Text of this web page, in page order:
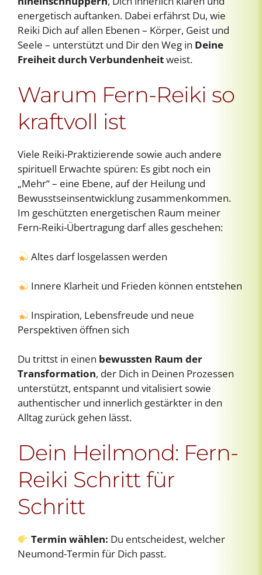
energetisch auftanken. Dabei erfährst Du, wie
Reiki Dich auf allen Ebenen – Körper, Geist und
Seele – unterstützt und Dir den Weg in Deine
Freiheit durch Verbundenheitweist.
Warum Fern-Reiki so
kraftvoll ist
Viele Reiki-Praktizierende sowie auch andere
spirituell Erwachte spüren: Es gibt noch ein
„Mehr“ – eine Ebene, auf der Heilung und
Bewusstseinsentwicklung zusammenkommen.
Im geschützten energetischen Raum meiner
Fern-Reiki-Übertragung darf alles geschehen:
Altes darf losgelassen werden
Innere Klarheit und Frieden können entstehen
Inspiration, Lebensfreude und neue
Perspektiven öffnen sich
Du trittst in einen bewussten Raum der
Transformation, der Dich in Deinen Prozessen
unterstützt, entspannt und vitalisiert sowie
authentischer und innerlich gestärkter in den
Alltag zurück gehen lässt.
Dein Heilmond: Fern-
Reiki Schritt für
Schritt
Termin wählen: Du entscheidest, welcher
Neumond-Termin für Dich passt.